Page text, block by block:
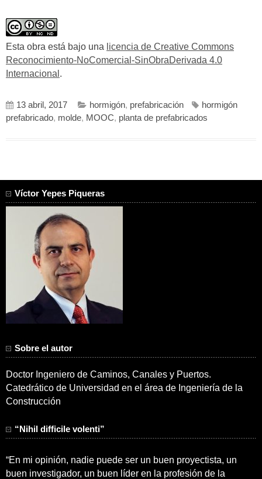
Esta obra está bajo una licencia de Creative Commons
Reconocimiento-NoComercial-SinObraDerivada 4.0
Internacional .
13 abril, 2017 hormigón, prefabricación
hormigón
prefabricado, molde, MOOC, planta de prefabricados
Víctor Yepes Piqueras
Sobre el autor
Doctor Ingeniero de Caminos, Canales y Puertos.
Catedrático de Universidad en el área de Ingeniería de la
Construcción
“Nihil difficile volenti”
“En mi opinión, nadie puede ser un buen proyectista, un
buen investigador, un buen líder en la profesión de la